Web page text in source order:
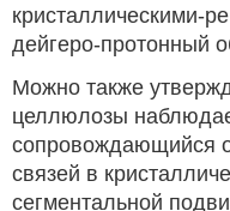
кристаллическими-
дейгеро-протонный
Можно также
целлюлозы
сопровождающийся
связей в
сегментальной